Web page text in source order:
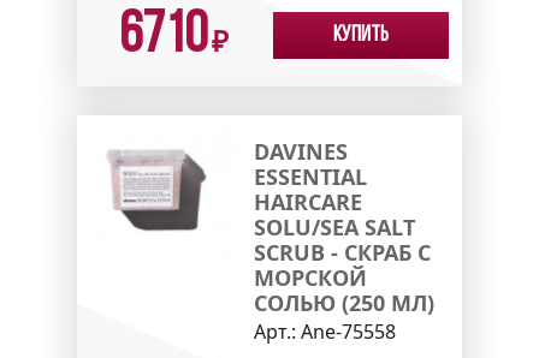
6710₽ Купить
DAVINES
ESSENTIAL
HAIRCARE
SOLU/SEA SALT
SCRUB - СКРАБ С
МОРСКОЙ
СОЛЬЮ (250 МЛ)
Арт.: Ane-75558